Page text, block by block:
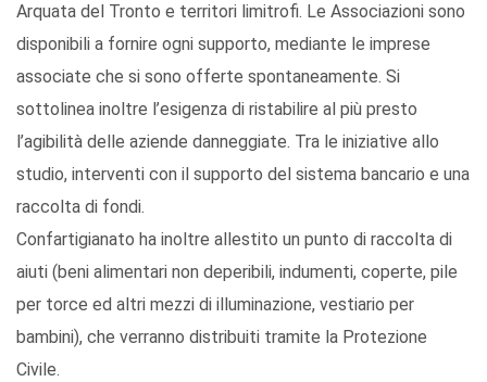
Arquata del Tronto e territori limitrofi. Le Associazioni sono
disponibili a fornire ogni supporto, mediante le imprese
associate che si sono offerte spontaneamente. Si
sottolinea inoltre l’esigenza di ristabilire al più presto
l’agibilità delle aziende danneggiate. Tra le iniziative allo
studio, interventi con il supporto del sistema bancario e una
raccolta di fondi.
Confartigianato ha inoltre allestito un punto di raccolta di
aiuti (beni alimentari non deperibili, indumenti, coperte, pile
per torce ed altri mezzi di illuminazione, vestiario per
bambini), che verranno distribuiti tramite la Protezione
Civile.